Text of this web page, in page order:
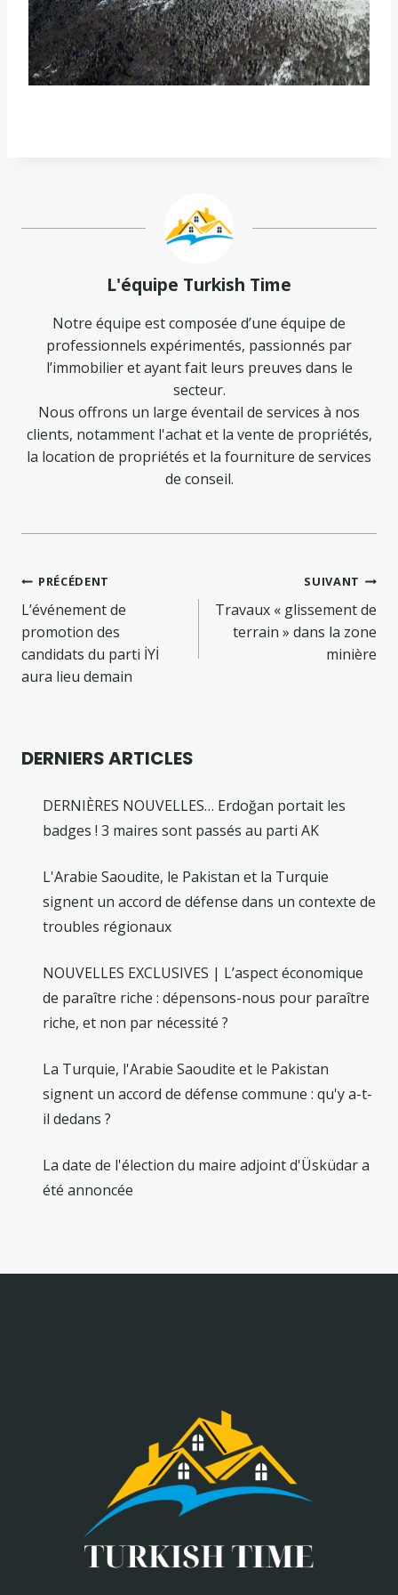
L'équipe Turkish Time
Notre équipe est composée d’une équipe de
professionnels expérimentés, passionnés par
l’immobilier et ayant fait leurs preuves dans le
secteur.
Nous offrons un large éventail de services à nos
clients, notamment l'achat et la vente de propriétés,
la location de propriétés et la fourniture de services
de conseil.
Navigation
de
l’article
PRÉCÉDENT
L’événement de
promotion des
candidats du parti İYİ
aura lieu demain
SUIVANT
Travaux « glissement de
terrain » dans la zone
minière
DERNIERS ARTICLES
DERNIÈRES NOUVELLES… Erdoğan portait les
badges ! 3 maires sont passés au parti AK
L'Arabie Saoudite, le Pakistan et la Turquie
signent un accord de défense dans un contexte de
troubles régionaux
NOUVELLES EXCLUSIVES | L’aspect économique
de paraître riche : dépensons-nous pour paraître
riche, et non par nécessité ?
La Turquie, l'Arabie Saoudite et le Pakistan
signent un accord de défense commune : qu'y a-t-
il dedans ?
La date de l'élection du maire adjoint d'Üsküdar a
été annoncée